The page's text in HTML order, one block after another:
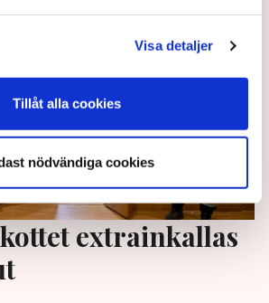
Visa detaljer
Tillåt alla cookies
nödvändiga cookies
extrainkallas